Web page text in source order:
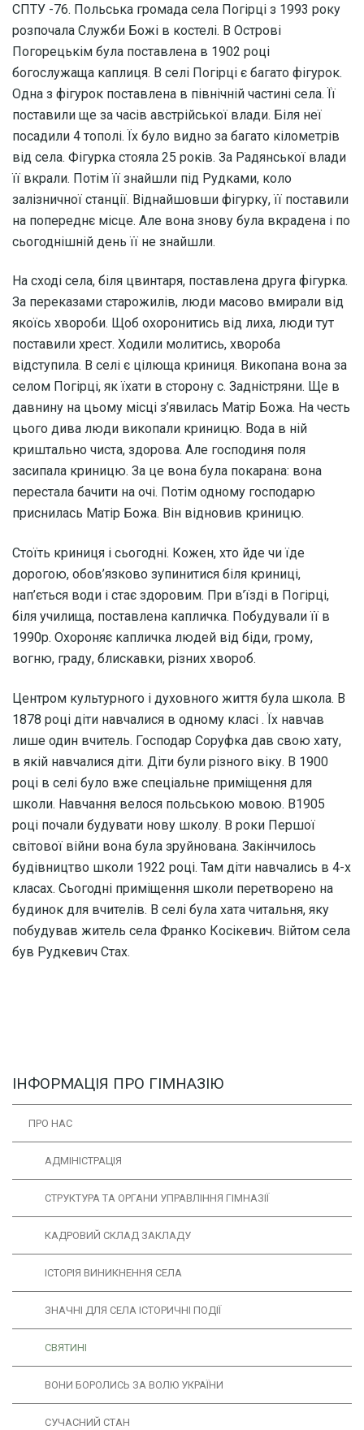
СПТУ -76. Польська громада села Погірці з 1993 року
розпочала Служби Божі в костелі. В Острові
Погорецькім була поставлена в 1902 році
богослужаща каплиця. В селi Погiрцi є багато фiгурок.
Одна з фiгурок поставлена в пiвнiчнiй частинi села. Її
поставили ще за часів австрійської влади. Біля неї
посадили 4 тополi. Їх було видно за багато кiлометрiв
вiд села. Фiгурка стояла 25 рокiв. За Радянської влади
її вкрали. Потiм її знайшли пiд Рудками, коло
залiзничної станцiї. Вiднайшовши фiгурку, її поставили
на попереднє мiсце. Але вона знову була вкрадена і по
сьогоднiшнiй день її не знайшли.
На сходi села, бiля цвинтаря, поставлена друга фiгурка.
За переказами старожилiв, люди масово вмирали вiд
якоїсь хвороби. Щоб охоронитись вiд лиха, люди тут
поставили хрест. Ходили молитись, хвороба
вiдступила. В селi є цiлюща криниця. Викопана вона за
селом Погiрцi, як їхати в сторону с. Заднiстряни. Ще в
давнину на цьому мiсцi з’явилась Матiр Божа. На честь
цього дива люди викопали криницю. Вода в нiй
криштально чиста, здорова. Але господиня поля
засипала криницю. За це вона була покарана: вона
перестала бачити на очi. Потiм одному господарю
приснилась Матiр Божа. Вiн вiдновив криницю.
Стоїть криниця i сьогодні. Кожен, хто йде чи їде
дорогою, обов’язково зупинитися бiля криницi,
нап’ється води i стає здоровим. При в’їздi в Погiрцi,
бiля училища, поставлена капличка. Побудували її в
1990р. Охороняє капличка людей вiд бiди, грому,
вогню, граду, блискавки, рiзних хвороб.
Центром культурного і духовного життя була школа. В
1878 році діти навчалися в одному класі . Їх навчав
лише один вчитель. Господар Соруфка дав свою хату,
в якій навчалися діти. Діти були різного віку. В 1900
році в селі було вже спеціальне приміщення для
школи. Навчання велося польською мовою. В1905
році почали будувати нову школу. В роки Першої
світової війни вона була зруйнована. Закінчилось
будівництво школи 1922 році. Там діти навчались в 4-х
класах. Сьогодні приміщення школи перетворено на
будинок для вчителів. В селі була хата читальня, яку
побудував житель села Франко Косікевич. Війтом села
був Рудкевич Стах.
ІНФОРМАЦІЯ ПРО ГІМНАЗІЮ
ПРО НАС
АДМІНІСТРАЦІЯ
СТРУКТУРА ТА ОРГАНИ УПРАВЛІННЯ ГІМНАЗІЇ
КАДРОВИЙ СКЛАД ЗАКЛАДУ
ІCТОРІЯ ВИНИКНЕННЯ СЕЛА
ЗНАЧНІ ДЛЯ СЕЛА ІСТОРИЧНІ ПОДІЇ
СВЯТИНІ
ВОНИ БОРОЛИСЬ ЗА ВОЛЮ УКРАЇНИ
СУЧАСНИЙ СТАН